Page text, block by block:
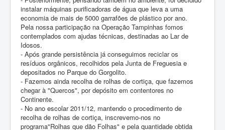
instalar máquinas purificadoras de água que leva a uma
economia de mais de 5000 garrafões de plástico por ano.
Pela nossa participação na Operação Tampinhas fomos
contemplados com ajudas técnicas, destinadas ao Lar de
Idosos.
- Após grande persistência já conseguimos reciclar os
resíduos orgânicos, recolhidos pela Junta de Freguesia e
depositados no Parque do Gorgolito.
- Fazemos ainda recolha de rolhas de cortiça, que fazemos
chegar à "Quercos", por depósito em contentores no
Continente.
- No ano escolar 2011/12, mantendo o procedimento de
recolha de rolhas de cortiça, inscrevemo-nos no
programa"Rolhas que dão Folhas" e pela quantidade obtida